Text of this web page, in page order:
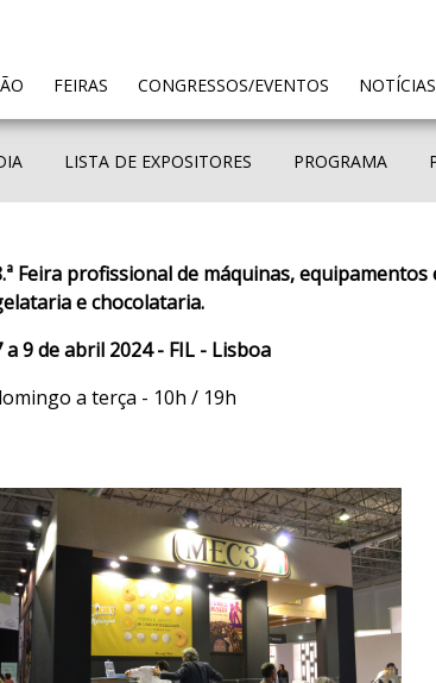
FEIRAS CONGRESSOS/EVENTOS NOTÍCIAS
LISTA DE EXPOSITORES PROGRAMA
Feira profissional de máquinas,
e chocolataria.
a 9 de abril 2024 - FIL - Lisboa
a terça - 10h / 19h